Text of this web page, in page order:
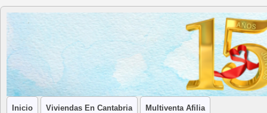
Blog de
Afilia
Inmobiliarias
LA ASOCIACIÓN DE LOS PROFESIONALES INMOBILIARIOS
Inicio Viviendas En Cantabria Multiventa Afilia